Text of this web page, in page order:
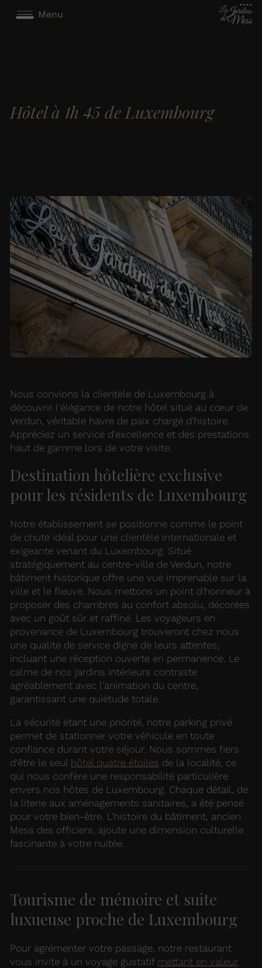
Menu
Hôtel à 1h 45 de Luxembourg
Nous convions la clientèle de Luxembourg à
découvrir l'élégance de notre hôtel situé au cœur de
Verdun, véritable havre de paix chargé d'histoire.
Appréciez un service d'excellence et des prestations
haut de gamme lors de votre visite.
Destination hôtelière exclusive
pour les résidents de Luxembourg
Notre établissement se positionne comme le point
de chute idéal pour une clientèle internationale et
exigeante venant du Luxembourg. Situé
stratégiquement au centre-ville de Verdun, notre
bâtiment historique offre une vue imprenable sur la
ville et le fleuve. Nous mettons un point d'honneur à
proposer des chambres au confort absolu, décorées
avec un goût sûr et raffiné. Les voyageurs en
provenance de Luxembourg trouveront chez nous
une qualité de service digne de leurs attentes,
incluant une réception ouverte en permanence. Le
calme de nos jardins intérieurs contraste
agréablement avec l'animation du centre,
garantissant une quiétude totale.
La sécurité étant une priorité, notre parking privé
permet de stationner votre véhicule en toute
confiance durant votre séjour. Nous sommes fiers
d'être le seul hôtel quatre étoiles de la localité, ce
qui nous confère une responsabilité particulière
envers nos hôtes de Luxembourg. Chaque détail, de
la literie aux aménagements sanitaires, a été pensé
pour votre bien-être. L'histoire du bâtiment, ancien
Mess des officiers, ajoute une dimension culturelle
fascinante à votre nuitée.
Tourisme de mémoire et suite
luxueuse proche de Luxembourg
Pour agrémenter votre passage, notre restaurant
vous invite à un voyage gustatif mettant en valeur